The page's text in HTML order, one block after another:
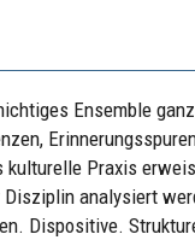
Ensemble
kulturelle Praxis
analysiert
Dispositive.